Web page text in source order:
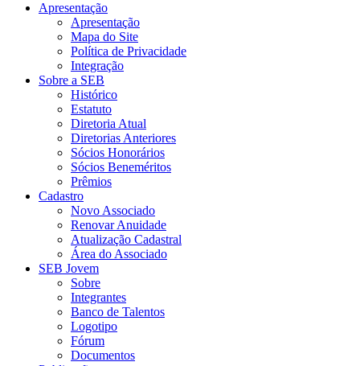
Apresentação
Apresentação
Mapa do Site
Política de Privacidade
Integração
Sobre a SEB
Histórico
Estatuto
Diretoria Atual
Diretorias Anteriores
Sócios Honorários
Sócios Beneméritos
Prêmios
Cadastro
Novo Associado
Renovar Anuidade
Atualização Cadastral
Área do Associado
SEB Jovem
Sobre
Integrantes
Banco de Talentos
Logotipo
Fórum
Documentos